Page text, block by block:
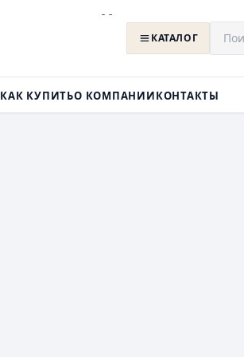
КАТАЛОГ
КАК КУПИТЬО КОМПАНИИКОНТАКТЫ